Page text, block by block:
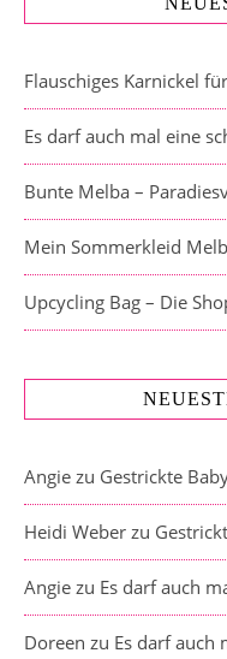
Flauschiges Karnickel
Es darf auch mal eine
Bunte Melba –
Mein Sommerkleid
Upcycling Bag – Die
Angie zu Gestrickte
Heidi Weber zu
Angie zu Es darf auch
Doreen zu Es darf auch